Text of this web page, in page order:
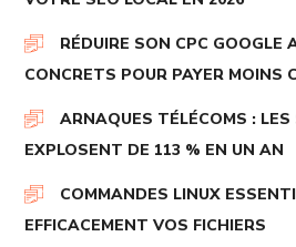
RÉDUIRE SON CPC GOOGLE
CONCRETS POUR PAYER MOINS
ARNAQUES TÉLÉCOMS :
EXPLOSENT DE 113 % EN UN AN
COMMANDES LINUX
EFFICACEMENT VOS FICHIERS